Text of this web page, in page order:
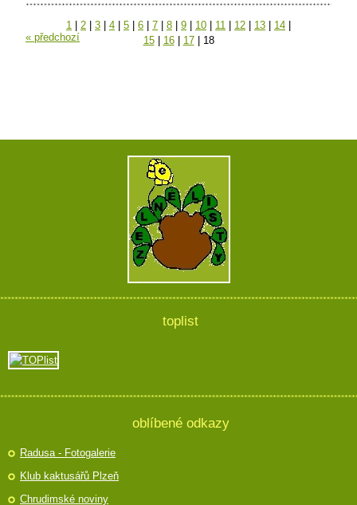
« předchozí
1 2 3 4 5 6 7 8 9 10 11 12 13 14
15
16 17 18
toplist
oblíbené odkazy
Radusa - Fotogalerie
Klub kaktusářů Plzeň
Chrudimské noviny